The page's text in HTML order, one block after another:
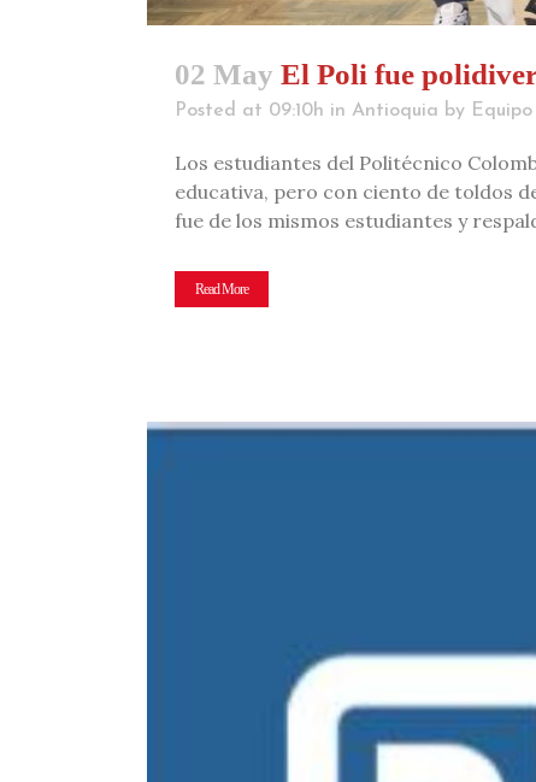
02 May El Poli fue
Posted at 09:10h in Antioquia by
Los estudiantes del Politécnico
educativa, pero con ciento de toldos
fue de los mismos estudiantes y
Read More